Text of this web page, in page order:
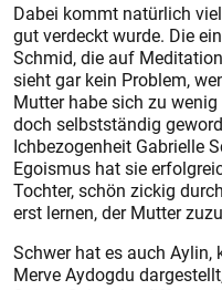
Dabei kommt natürlich
gut verdeckt wurde. Die
Schmid, die auf
sieht gar kein Problem,
Mutter habe sich zu
doch selbstständig
Ichbezogenheit Gabrielle
Egoismus hat sie
Tochter, schön zickig
erst lernen, der Mutter
Schwer hat es auch Aylin,
Merve Aydogdu